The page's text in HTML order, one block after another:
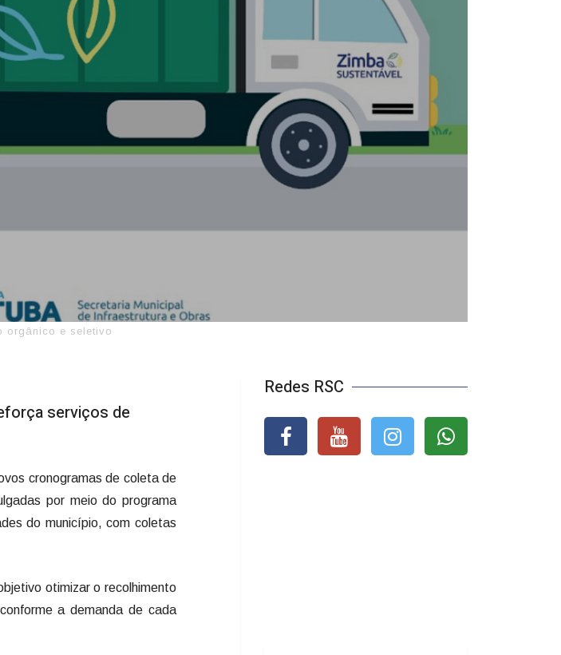
orgânico e seletivo
serviços de
cronogramas de coleta de
por meio do programa
do município, com coletas
otimizar o recolhimento
a demanda de cada
Redes RSC